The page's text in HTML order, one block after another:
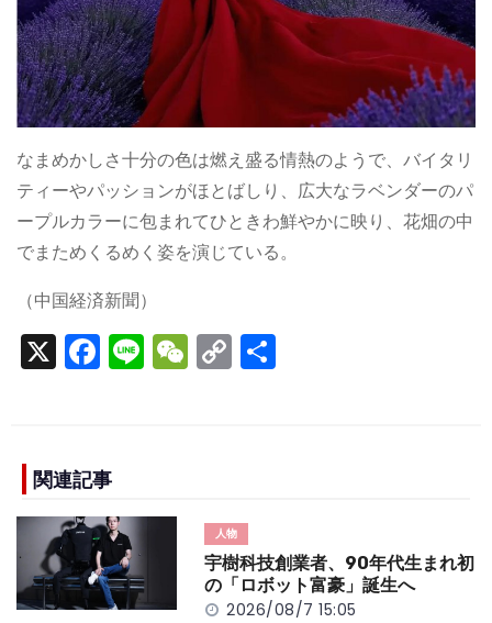
なまめかしさ十分の色は燃え盛る情熱のようで、バイタリ
ティーやパッションがほとばしり、広大なラベンダーのパ
ープルカラーに包まれてひときわ鮮やかに映り、花畑の中
でまためくるめく姿を演じている。
（中国経済新聞）
X F
a
e
b
o
o
k
Li
n
W
e
C
o
n
k
関連記事
人物
宇樹科技創業者、90年代生まれ初
の「ロボット富豪」誕生へ
2026/08/7 15:05